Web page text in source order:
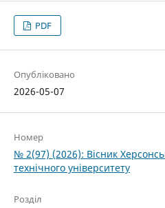
PDF
Опубліковано
2026-05-07
Номер
№ 2(97) (2026): Вісник
технічного університету
Розділ